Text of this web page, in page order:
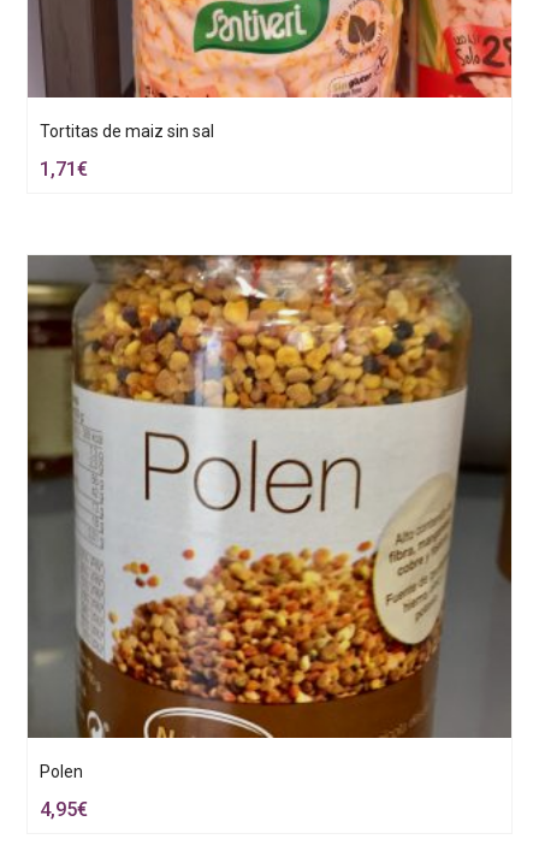
Tortitas de maiz sin sal
1,71€
Polen
4,95€